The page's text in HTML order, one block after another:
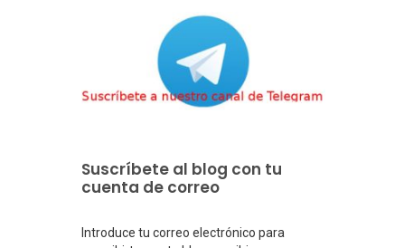
Suscríbete al blog con tu
cuenta de correo
Introduce tu correo electrónico para